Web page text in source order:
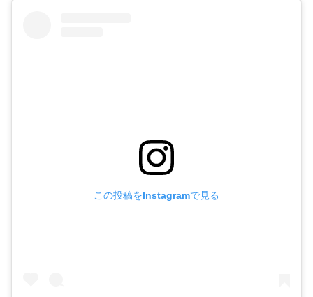
この投稿をInstagramで見る